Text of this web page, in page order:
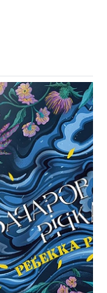
та Ірис.
Одного дня
з кимось… дуже
готові поставити
змінити перебіг
від Ребекки